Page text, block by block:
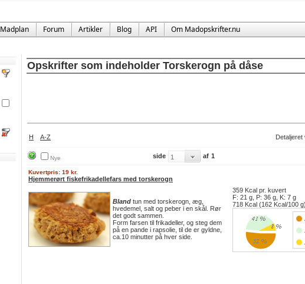
Madplan Forum Artikler Blog API Om Madopskrifter.nu
Opskrifter som indeholder Torskerogn på dåse
H A-Z Detaljeret
Nye side af 1
Kuvertpris: 19 kr.
Hjemmerørt fiskefrikadellefars med torskerogn
Bland tun med torskerogn, æg,
hvedemel, salt og peber i en skål. Rør
det godt sammen.
Form farsen til frikadeller, og steg dem
på en pande i rapsolie, til de er gyldne,
ca.10 minutter på hver side.
359 Kcal pr. kuvert
F: 21 g, P: 36 g, K: 7 g
718 Kcal (162 Kcal/100 g)